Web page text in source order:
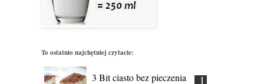
To ostatnio najchętniej czytacie:
3 Bit ciasto bez pieczenia